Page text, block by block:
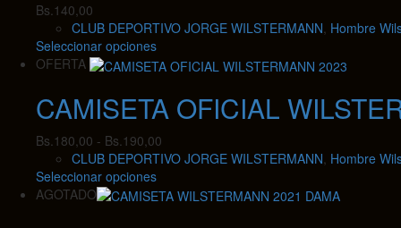
Bs.140,00
CLUB DEPORTIVO JORGE WILSTERMANN, Hombre
Seleccionar opcionesEste
producto
múltiples
variantes.
Las
opciones
pueden
elegir
OFERTA
CAMISETA OFICIAL
Bs. 180,00 - Bs. 190,00
de
desde
CLUB DEPORTIVO JORGE WILSTERMANN Hombre
Seleccionar opcionesEste
producto
AGOTADO